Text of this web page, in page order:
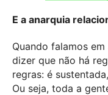
E a anarquia
Quando falamos
dizer que não há
regras: é
Ou seja, toda a